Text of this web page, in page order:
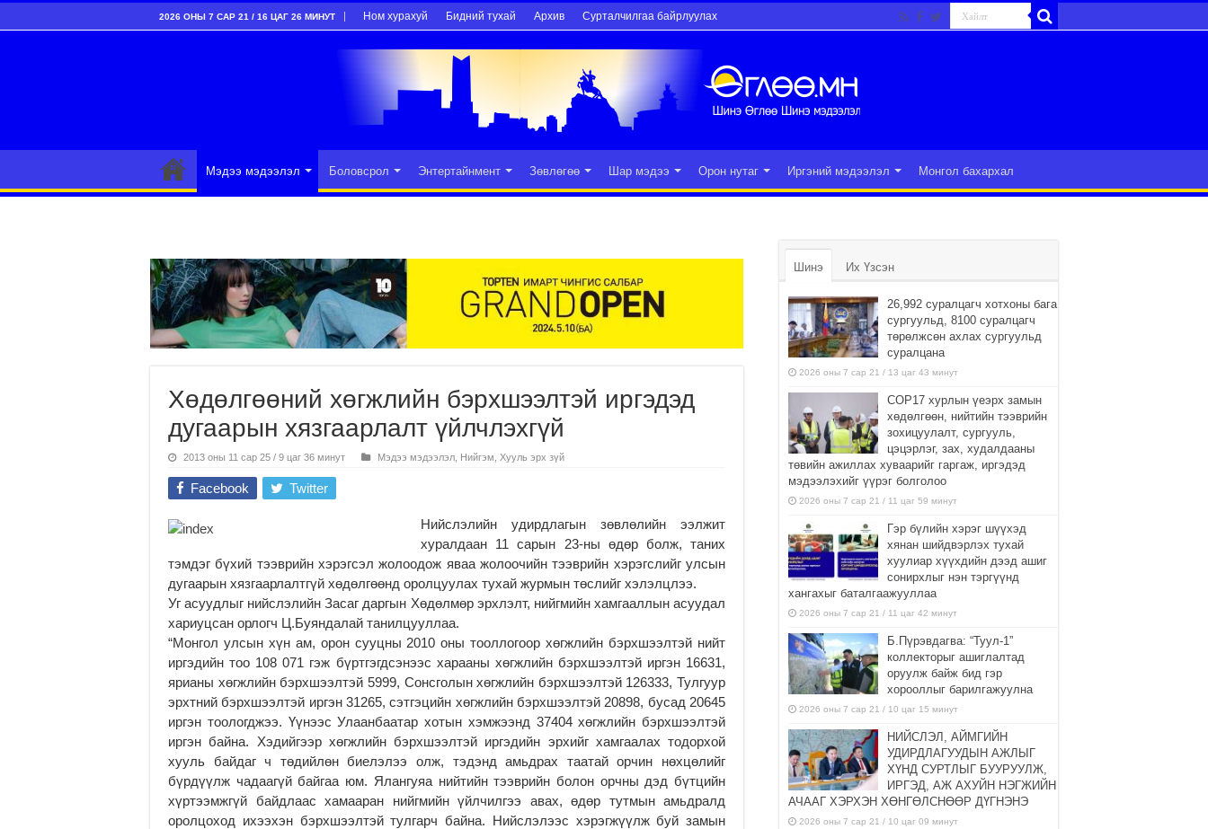
2026 ОНЫ 7 САР 21 / 16 ЦАГ 26 МИНУТ Ном хурахуй Бидний тухай Архив Сурталчилгаа байрлуулах
Мэдээ мэдээлэл Боловсрол Энтертайнмент Зөвлөгөө Шар мэдээ Орон нутаг Иргэний мэдээлэл Монгол бахархал
Хөдөлгөөний хөгжлийн бэрхшээлтэй иргэдэд
дугаарын хязгаарлалт үйлчлэхгүй
2013 оны 11 сар 25 / 9 цаг 36 минут Мэдээ мэдээлэл Нийгэм Хууль эрх зүй
Facebook Twitter
Нийслэлийн удирдлагын зөвлөлийн ээлжит
хуралдаан 11 сарын 23-ны өдөр болж, таних
тэмдэг бүхий тээврийн хэрэгсэл жолоодож яваа жолоочийн тээврийн хэрэгслийг улсын
дугаарын хязгаарлалтгүй хөдөлгөөнд оролцуулах тухай журмын төслийг хэлэлцлээ.
Уг асуудлыг нийслэлийн Засаг даргын Хөдөлмөр эрхлэлт, нийгмийн хамгааллын асуудал
хариуцсан орлогч Ц.Буяндалай танилцууллаа.
“Монгол улсын хүн ам, орон сууцны 2010 оны тооллогоор хөгжлийн бэрхшээлтэй нийт
иргэдийн тоо 108 071 гэж бүртгэгдсэнээс харааны хөгжлийн бэрхшээлтэй иргэн 16631,
ярианы хөгжлийн бэрхшээлтэй 5999, Сонсголын хөгжлийн бэрхшээлтэй 126333, Тулгуур
эрхтний бэрхшээлтэй иргэн 31265, сэтгэцийн хөгжлийн бэрхшээлтэй 20898, бусад 20645
иргэн тоологджээ. Үүнээс Улаанбаатар хотын хэмжээнд 37404 хөгжлийн бэрхшээлтэй
иргэн байна. Хэдийгээр хөгжлийн бэрхшээлтэй иргэдийн эрхийг хамгаалах тодорхой
хууль байдаг ч төдийлөн биелэлээ олж, тэдэнд амьдрах таатай орчин нөхцөлийг
бүрдүүлж чадаагүй байгаа юм. Ялангуяа нийтийн тээврийн болон орчны дэд бүтцийн
хүртээмжгүй байдлаас хамааран нийгмийн үйлчилгээ авах, өдөр тутмын амьдралд
оролцоход ихээхэн бэрхшээлтэй тулгарч байна. Нийслэлээс хэрэгжүүлж буй замын
Шинэ Их Үзсэн
26,992 суралцагч хотхоны бага
сургуульд, 8100 суралцагч
төрөлжсөн ахлах сургуульд
суралцана
2026 оны 7 сар 21 / 13 цаг 43 минут
COP17 хурлын үеэрх замын
хөдөлгөөн, нийтийн тээврийн
зохицуулалт, сургууль,
цэцэрлэг, зах, худалдааны
төвийн ажиллах хуваарийг гаргаж, иргэдэд
мэдээлэхийг үүрэг болголоо
2026 оны 7 сар 21 / 11 цаг 59 минут
Гэр бүлийн хэрэг шүүхэд
хянан шийдвэрлэх тухай
хуулиар хүүхдийн дээд ашиг
сонирхлыг нэн тэргүүнд
хангахыг баталгаажууллаа
2026 оны 7 сар 21 / 11 цаг 42 минут
Б.Пүрэвдагва: “Туул-1”
коллекторыг ашиглалтад
оруулж байж бид гэр
хорооллыг барилгажуулна
2026 оны 7 сар 21 / 10 цаг 15 минут
НИЙСЛЭЛ, АЙМГИЙН
УДИРДЛАГУУДЫН АЖЛЫГ
ХҮНД СУРТЛЫГ БУУРУУЛЖ,
ИРГЭД, АЖ АХУЙН НЭГЖИЙН
АЧААГ ХЭРХЭН ХӨНГӨЛСНӨӨР ДҮГНЭНЭ
2026 оны 7 сар 21 / 10 цаг 09 минут